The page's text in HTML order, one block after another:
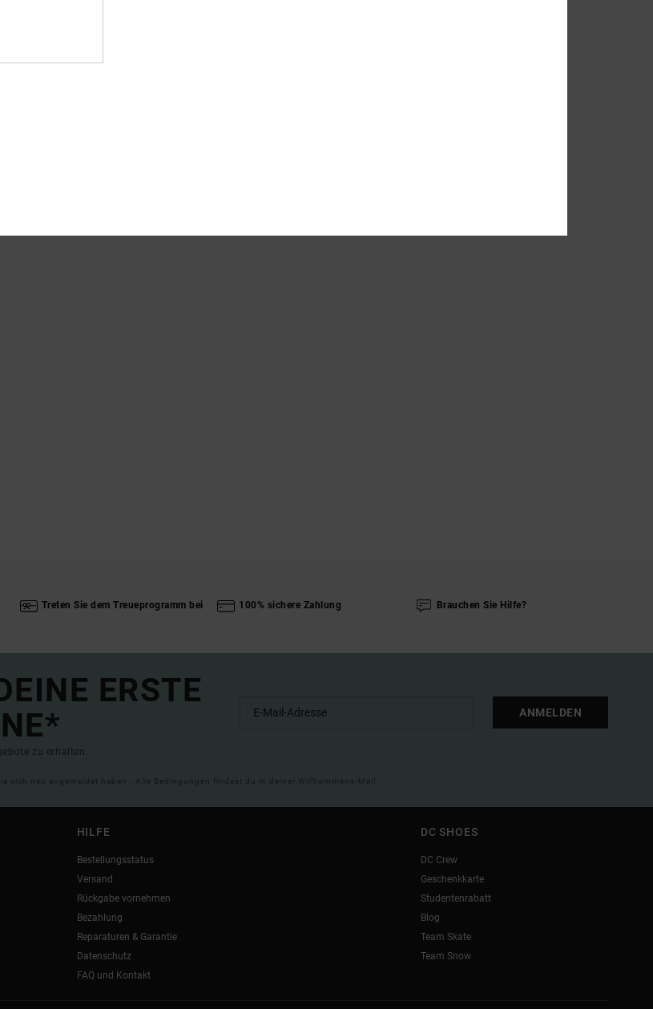
Treten Sie dem Treueprogramm bei 100% sichere Zahlung Brauchen Sie Hilfe?
ERSTE
zu erhalten.
ANMELDEN
sich neu angemeldet haben - Alle Bedingungen findest du in deiner Willkommens-Mail
HILFE
Bestellungsstatus
Versand
Rückgabe vornehmen
Bezahlung
Reparaturen & Garantie
Datenschutz
FAQ und Kontakt
DC SHOES
DC Crew
Geschenkkarte
Studentenrabatt
Blog
Team Skate
Team Snow